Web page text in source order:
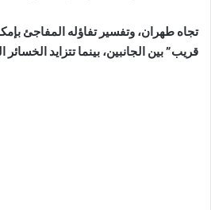
تجاه طهران، وتفسير تفاؤله المفاجئ
قريب” بين الجانبين، بينما تتزايد